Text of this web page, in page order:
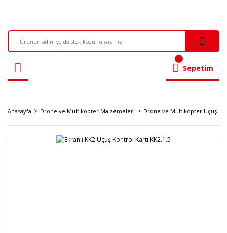
Sepetim
Anasayfa Drone ve Multikopter Malzemeleri Drone ve Multikopter Uçuş